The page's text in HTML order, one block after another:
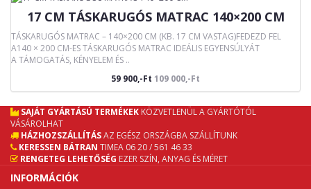
17 CM TÁSKARUGÓS MATRAC 140×200 CM
TÁSKARUGÓS MATRAC – 140×200 CM (KB. 17 CM VASTAG)FEDEZD FEL
A140 × 200 CM-ES TÁSKARUGÓS MATRAC IDEÁLIS EGYENSÚLYÁT
A TÁMOGATÁS, KÉNYELEM ÉS ..
59 900,-Ft 109 000,-Ft
SAJÁT GYÁRTÁSÚ TERMÉKEK KÖZVETLENÜL A GYÁRTÓTÓL
VÁSÁROLHAT
HÁZHOZSZÁLLÍTÁSAZ EGÉSZ ORSZÁGBA SZÁLLÍTUNK
KERESSEN BÁTRAN TIMEA 06 20 / 561 46 33
RENGETEG LEHETŐSÉG EZER SZÍN, ANYAG ÉS MÉRET
INFORMÁCIÓK